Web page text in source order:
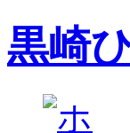
黒崎